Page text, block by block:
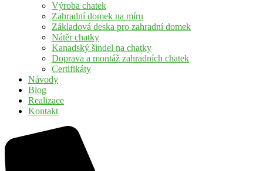
Výroba chatek
Zahradní domek na míru
Základová deska pro zahradní domek
Nátěr chatky
Kanadský šindel na chatky
Doprava a montáž zahradních chatek
Certifikáty
Návody
Blog
Realizace
Kontakt